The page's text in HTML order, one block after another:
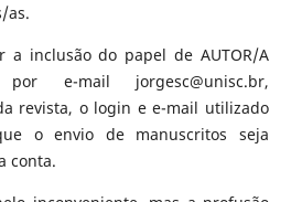
as.
a inclusão do papel de AUTOR/A
por e-mail jorgesc@unisc.br,
revista, o login e e-mail utilizado
o envio de manuscritos seja
conta.